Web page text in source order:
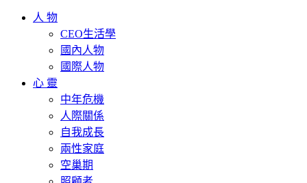
人 物
CEO生活學
國內人物
國際人物
心 靈
中年危機
人際關係
自我成長
兩性家庭
空巢期